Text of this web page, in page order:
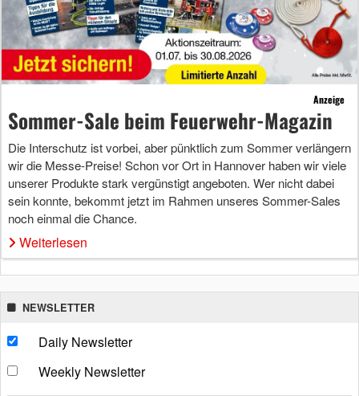
Anzeige
Sommer-Sale beim Feuerwehr-Magazin
Die Interschutz ist vorbei, aber pünktlich zum Sommer verlängern
wir die Messe-Preise! Schon vor Ort in Hannover haben wir viele
unserer Produkte stark vergünstigt angeboten. Wer nicht dabei
sein konnte, bekommt jetzt im Rahmen unseres Sommer-Sales
noch einmal die Chance.
Weiterlesen
NEWSLETTER
Daily Newsletter
Weekly Newsletter